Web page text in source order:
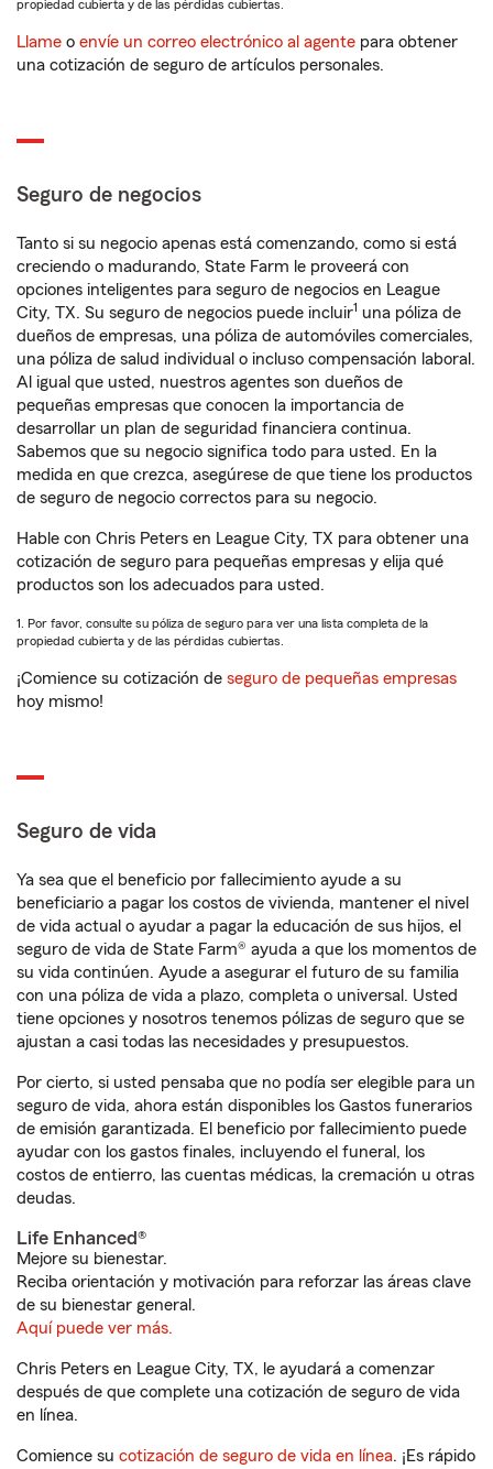
propiedad cubierta y de las pérdidas cubiertas.
Llame o envíe un correo electrónico al agente para obtener
una cotización de seguro de artículos personales.
Seguro de negocios
Tanto si su negocio apenas está comenzando, como si está
creciendo o madurando, State Farm le proveerá con
opciones inteligentes para seguro de negocios en League
City, TX. Su seguro de negocios puede incluir1 una póliza de
dueños de empresas, una póliza de automóviles comerciales,
una póliza de salud individual o incluso compensación laboral.
Al igual que usted, nuestros agentes son dueños de
pequeñas empresas que conocen la importancia de
desarrollar un plan de seguridad financiera continua.
Sabemos que su negocio significa todo para usted. En la
medida en que crezca, asegúrese de que tiene los productos
de seguro de negocio correctos para su negocio.
Hable con Chris Peters en League City, TX para obtener una
cotización de seguro para pequeñas empresas y elija qué
productos son los adecuados para usted.
1. Por favor, consulte su póliza de seguro para ver una lista completa de la
propiedad cubierta y de las pérdidas cubiertas.
¡Comience su cotización de seguro de pequeñas empresas
hoy mismo!
Seguro de vida
Ya sea que el beneficio por fallecimiento ayude a su
beneficiario a pagar los costos de vivienda, mantener el nivel
de vida actual o ayudar a pagar la educación de sus hijos, el
seguro de vida de State Farm® ayuda a que los momentos de
su vida continúen. Ayude a asegurar el futuro de su familia
con una póliza de vida a plazo, completa o universal. Usted
tiene opciones y nosotros tenemos pólizas de seguro que se
ajustan a casi todas las necesidades y presupuestos.
Por cierto, si usted pensaba que no podía ser elegible para un
seguro de vida, ahora están disponibles los Gastos funerarios
de emisión garantizada. El beneficio por fallecimiento puede
ayudar con los gastos finales, incluyendo el funeral, los
costos de entierro, las cuentas médicas, la cremación u otras
deudas.
Life Enhanced®
Mejore su bienestar.
Reciba orientación y motivación para reforzar las áreas clave
de su bienestar general.
Aquí puede ver más.
Chris Peters en League City, TX, le ayudará a comenzar
después de que complete una cotización de seguro de vida
en línea.
Comience su cotización de seguro de vida en línea. ¡Es rápido